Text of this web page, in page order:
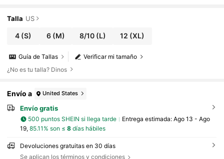
Talla US
4 (S) 6 (M) 8/10(L) 12 (XL)
Verificar mi tamaño
Guía de Tallas
¿No es tu talla? Dinos
Envío a United States
Envío gratis
500 puntos SHEIN si llega tarde Entrega estimada: Ago 13 - Ago
19, 85.11% son ≤ 8días hábiles
Devoluciones gratuitas en 30 días
Se aplican los términos y condiciones